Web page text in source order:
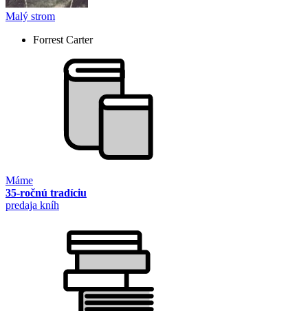
Malý strom
Forrest Carter
Máme
35-ročnú tradíciu
predaja kníh